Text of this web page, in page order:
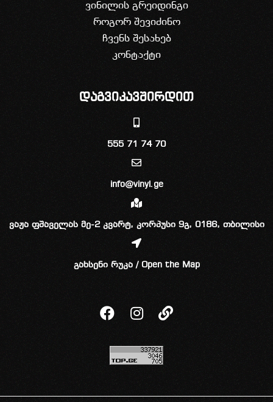
ვინილის გრეიდინგი
როგორ შევიძინო
ჩვენს შესახებ
კონტაქტი
დაგვიკავშირდით
555 71 74 70
info@vinyl.ge
ვაჟა ფშაველას მე-2 კვარტ, კორპუსი 9გ, 0186, თბილისი
გახსენი რუკა / Open the Map